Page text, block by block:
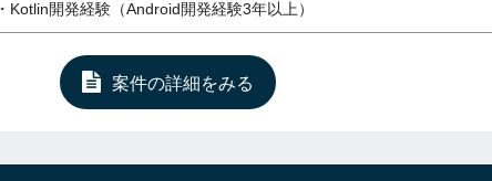
・Kotlin開発経験（Android開発経験3年以上）
案件の詳細をみる